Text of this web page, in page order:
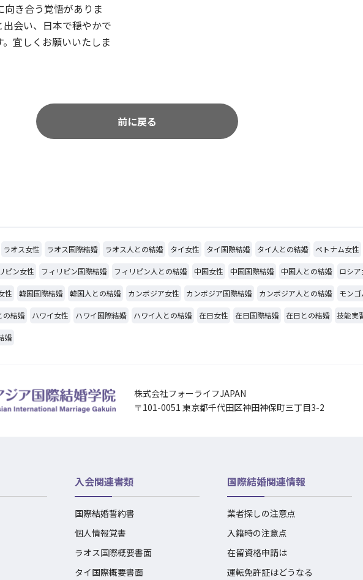
き合う覚悟がありま
会い、日本で穏やかで
宜しくお願いいたしま
前に戻る
ラオス女性 ラオス国際結婚 ラオス人との結婚 タイ女性 タイ国際結婚 タイ人との結婚 ベトナム女性
ピン女性 フィリピン国際結婚 フィリピン人との結婚 中国女性 中国国際結婚 中国人との結婚 ロシア
性 韓国国際結婚 韓国人との結婚 カンボジア女性 カンボジア国際結婚 カンボジア人との結婚 モン
の結婚 ハワイ女性 ハワイ国際結婚 ハワイ人との結婚 在日女性 在日国際結婚 在日との結婚 技能実
婚
株式会社フォーライフJAPAN
〒101-0051 東京都千代田区神田神保町三丁目3-2
入会関連書類
国際結婚誓約書
個人情報覚書
ラオス国際概要書面
タイ国際概要書面
国際結婚関連情報
業者探しの注意点
入籍時の注意点
在留資格申請は
運転免許証はどうなる